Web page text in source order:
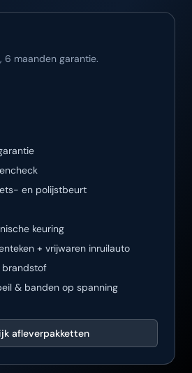
6 maanden garantie.
en polijstbeurt
keuring
+ vrijwaren inruilauto
brandstof
& banden op spanning
afleverpakketten